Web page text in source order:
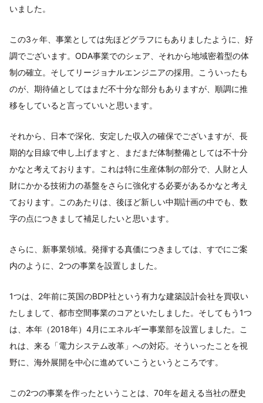
いました。
この3ヶ年、事業としては先ほどグラフにもありましたように、好
調でございます。ODA事業でのシェア、それから地域密着型の体
制の確立。そしてリージョナルエンジニアの採用。こういったも
のが、期待値としてはまだ不十分な部分もありますが、順調に推
移をしていると言っていいと思います。
それから、日本で深化、安定した収入の確保でございますが、長
期的な目線で申し上げますと、まだまだ体制整備としては不十分
かなと考えております。これは特に生産体制の部分で、人財と人
財にかかる技術力の基盤をさらに強化する必要があるかなと考え
ております。このあたりは、後ほど新しい中期計画の中でも、数
字の点につきまして補足したいと思います。
さらに、新事業領域。発揮する真価につきましては、すでにご案
内のように、2つの事業を設置しました。
1つは、2年前に英国のBDP社という有力な建築設計会社を買収い
たしまして、都市空間事業のコアといたしました。そしてもう1つ
は、本年（2018年）4月にエネルギー事業部を設置しました。こ
れは、来る「電力システム改革」への対応。そういったことを視
野に、海外展開を中心に進めていこうというところです。
この2つの事業を作ったということは、70年を超える当社の歴史